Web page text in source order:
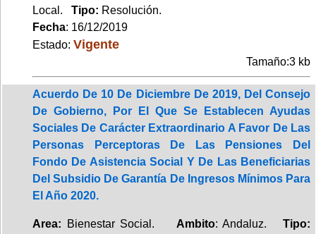
Local. Tipo: Resolución.
Fecha: 16/12/2019
Estado: Vigente
Tamaño:3 kb
Acuerdo De 10 De Diciembre De 2019, Del Consejo
De Gobierno, Por El Que Se Establecen Ayudas
Sociales De Carácter Extraordinario A Favor De Las
Personas Perceptoras De Las Pensiones Del
Fondo De Asistencia Social Y De Las Beneficiarias
Del Subsidio De Garantía De Ingresos Mínimos Para
El Año 2020.
Area: Bienestar Social. Ambito: Andaluz.Tipo: